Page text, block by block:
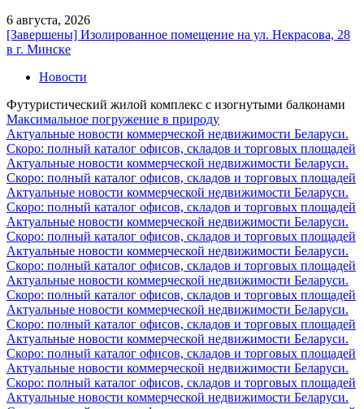
6 августа, 2026
[Завершены] Изолированное помещение на ул. Некрасова, 28
в г. Минске
Новости
Футуристический жилой комплекс с изогнутыми балконами
Максимальное погружение в природу
Актуальные новости коммерческой недвижимости Беларуси.
Скоро: полный каталог офисов, складов и торговых площадей
Актуальные новости коммерческой недвижимости Беларуси.
Скоро: полный каталог офисов, складов и торговых площадей
Актуальные новости коммерческой недвижимости Беларуси.
Скоро: полный каталог офисов, складов и торговых площадей
Актуальные новости коммерческой недвижимости Беларуси.
Скоро: полный каталог офисов, складов и торговых площадей
Актуальные новости коммерческой недвижимости Беларуси.
Скоро: полный каталог офисов, складов и торговых площадей
Актуальные новости коммерческой недвижимости Беларуси.
Скоро: полный каталог офисов, складов и торговых площадей
Актуальные новости коммерческой недвижимости Беларуси.
Скоро: полный каталог офисов, складов и торговых площадей
Актуальные новости коммерческой недвижимости Беларуси.
Скоро: полный каталог офисов, складов и торговых площадей
Актуальные новости коммерческой недвижимости Беларуси.
Скоро: полный каталог офисов, складов и торговых площадей
Актуальные новости коммерческой недвижимости Беларуси.